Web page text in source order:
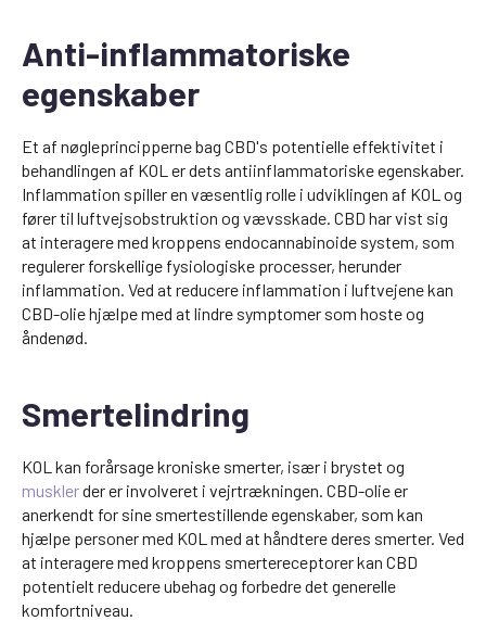
Anti-inflammatoriske
egenskaber
Et af nøgleprincipperne bag CBD's potentielle effektivitet i
behandlingen af KOL er dets antiinflammatoriske egenskaber.
Inflammation spiller en væsentlig rolle i udviklingen af KOL og
fører til luftvejsobstruktion og vævsskade. CBD har vist sig
at interagere med kroppens endocannabinoide system, som
regulerer forskellige fysiologiske processer, herunder
inflammation. Ved at reducere inflammation i luftvejene kan
CBD-olie hjælpe med at lindre symptomer som hoste og
åndenød.
Smertelindring
KOL kan forårsage kroniske smerter, især i brystet og
musklerder er involveret i vejrtrækningen. CBD-olie er
anerkendt for sine smertestillende egenskaber, som kan
hjælpe personer med KOL med at håndtere deres smerter. Ved
at interagere med kroppens smertereceptorer kan CBD
potentielt reducere ubehag og forbedre det generelle
komfortniveau.